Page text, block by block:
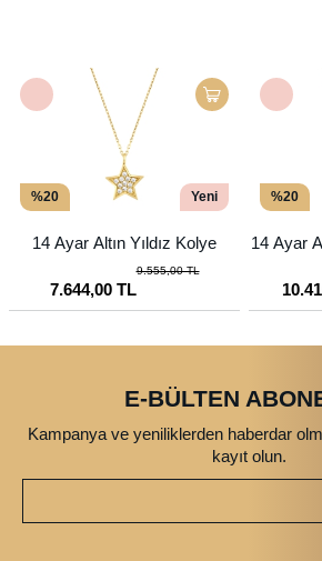
Yeni
%20
14 Ayar Altın Yıldız Kolye
7.644,00 TL
9.555,00 TL
%20
14 Ayar
E-BÜLTEN
Kampanya ve yeniliklerden haberdar
kayıt olun.